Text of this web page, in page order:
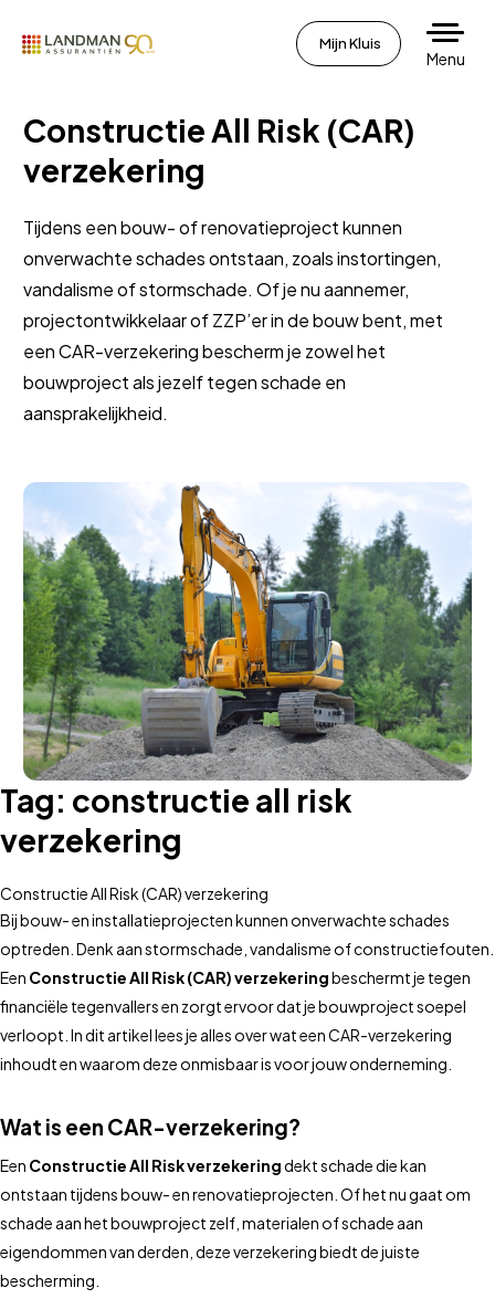
Mijn Kluis
Menu
Constructie All Risk (CAR)
verzekering
Tijdens een bouw- of renovatieproject kunnen
onverwachte schades ontstaan, zoals instortingen,
vandalisme of stormschade. Of je nu aannemer,
projectontwikkelaar of ZZP’er in de bouw bent, met
een CAR-verzekering bescherm je zowel het
bouwproject als jezelf tegen schade en
aansprakelijkheid.
Tag: constructie all risk
verzekering
Constructie All Risk (CAR) verzekering
Bij bouw- en installatieprojecten kunnen onverwachte schades
optreden. Denk aan stormschade, vandalisme of constructiefouten.
Een Constructie All Risk (CAR) verzekeringbeschermt je tegen
financiële tegenvallers en zorgt ervoor dat je bouwproject soepel
verloopt. In dit artikel lees je alles over wat een CAR-verzekering
inhoudt en waarom deze onmisbaar is voor jouw onderneming.
Wat is een CAR-verzekering?
Een Constructie All Risk verzekeringdekt schade die kan
ontstaan tijdens bouw- en renovatieprojecten. Of het nu gaat om
schade aan het bouwproject zelf, materialen of schade aan
eigendommen van derden, deze verzekering biedt de juiste
bescherming.